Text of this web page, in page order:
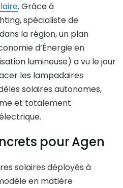
. Grâce à
spécialiste de
la région, un plan
d’Énergie en
lumineuse) a vu le jour
les lampadaires
solaires autonomes,
et totalement
pour Agen
solaires déployés à
en matière